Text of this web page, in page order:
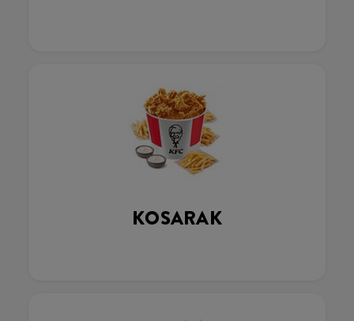
KOSARAK